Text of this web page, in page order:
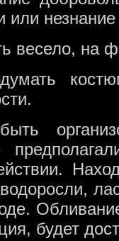
незнание
весело, на
будет